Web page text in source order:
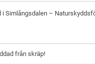
Simlångsdalen –
från skräp!